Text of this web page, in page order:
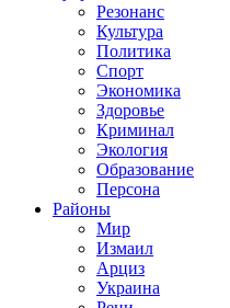
Резонанс
Культура
Политика
Спорт
Экономика
Здоровье
Криминал
Экология
Образование
Персона
Районы
Мир
Измаил
Арциз
Украина